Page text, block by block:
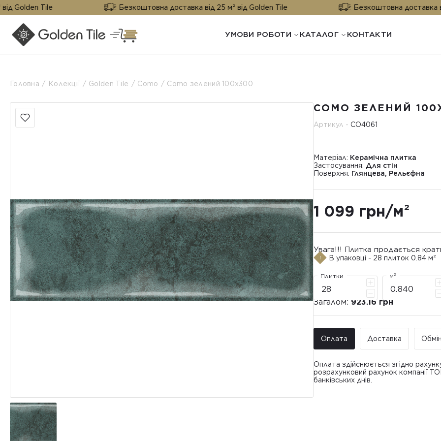
Tile Безкоштовна доставка від 25 м² від Golden Tile Безкоштовна доставка від 25 м²
УМОВИ РОБОТИ КАТАЛОГ КОНТАКТИ
Головна Колекції Golden Tile Como Como зелений 100x300
COMO ЗЕЛЕНИЙ
Артикул -CO4061
Матеріал: Керамічна плитка
Застосування: Для стін
Поверхня: Глянцева, Рельєфна
1 099 грн/м²
Увага!!! Плитка продається
В упаковці - 28 плиток 0.84 м²
Плитки м²
Загалом:923.16 грн
Оплата Доставка Обмін
Оплата здійснюється згідно
розрахунковий рахунок компанії
банківських днів.